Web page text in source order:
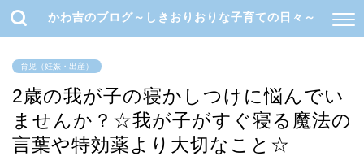
かわ吉のブログ～しきおりおりな子育ての日々～
育児（妊娠・出産）
2歳の我が子の寝かしつけに悩んでい
ませんか？☆我が子がすぐ寝る魔法の
言葉や特効薬より大切なこと☆